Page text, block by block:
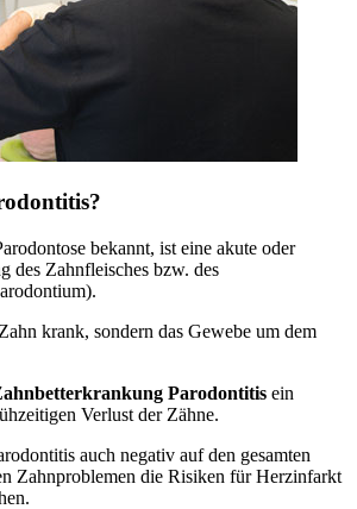
bekannt, ist eine akute oder
des Zahnfleisches bzw. des
krank, sondern das Gewebe um dem
Parodontitis ein
Verlust der Zähne.
auch negativ auf den gesamten
Zahnproblemen die Risiken für Herzinfarkt